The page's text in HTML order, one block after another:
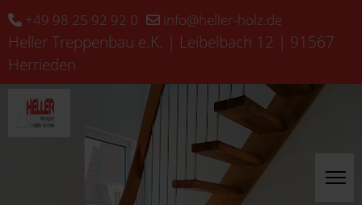
+49 98 25 92 92 0 info@heller-holz.de
Heller Treppenbau e.K. | Leibelbach 12 | 91567
Herrieden